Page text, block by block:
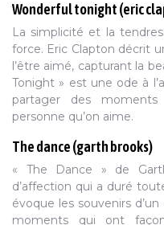
Wonderful tonight (eric
La simplicité et la
force. Eric Clapton décrit
l’être aimé, capturant la
Tonight » est une ode à
partager des
personne qu’on aime.
The dance (garth brooks)
« The Dance » de
d’affection qui a duré
évoque les souvenirs
moments qui ont